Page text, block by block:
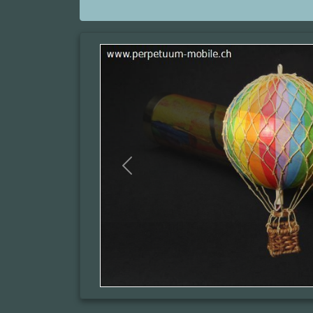
Previous